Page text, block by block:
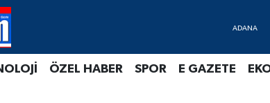
ÖZEL HABER SPOR E GAZETE